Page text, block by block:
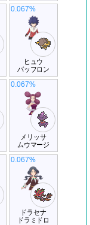
ヒュウ
バッフロン
0.067%
メリッサ
ムウマージ
0.067%
ドラセナ
ドラミドロ
0.067%